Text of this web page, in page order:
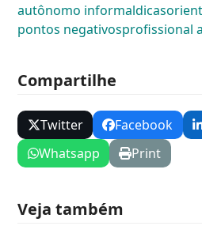
autônomo informaldicas
pontos negativosprofissional
Compartilhe
Twitter Facebook
Whatsapp
Print
Veja também